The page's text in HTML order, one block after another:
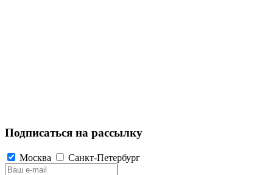
Подписаться на рассылку
Москва Санкт-Петербург